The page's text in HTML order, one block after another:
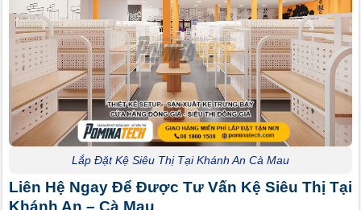
Lắp Đặt Kệ Siêu Thị Tại Khánh An Cà Mau
Liên Hệ Ngay Để Được Tư Vấn Kệ Siêu Thị Tại
Khánh An – Cà Mau